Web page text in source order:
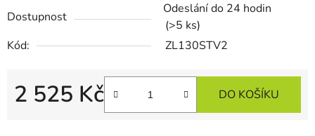
Dostupnost
Odeslání do 24 hodin
(>5 ks)
Kód:
ZL130STV2
2 525 Kč DO KOŠÍKU